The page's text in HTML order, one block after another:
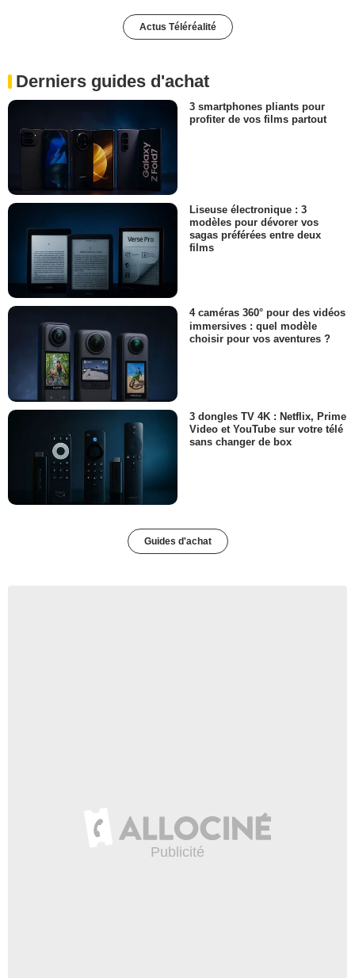
Actus Téléréalité
Derniers guides d'achat
3 smartphones pliants pour
profiter de vos films partout
Liseuse électronique : 3
modèles pour dévorer vos
sagas préférées entre deux
films
4 caméras 360° pour des vidéos
immersives : quel modèle
choisir pour vos aventures ?
3 dongles TV 4K : Netflix, Prime
Video et YouTube sur votre télé
sans changer de box
Guides d'achat